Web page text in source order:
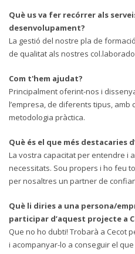
Què us va fer recórrer als
desenvolupament?
La gestió del nostre pla de
de qualitat als nostres
Com t'hem ajudat?
Principalment oferint-nos i
l’empresa, de diferents tipus,
metodologia pràctica.
Què és el que més destacaries
La vostra capacitat per entendre i
necessitats. Sou propers i ho feu
per nosaltres un partner de
Què li diries a una persona/
participar d’aquest projecte a
Que no ho dubti! Trobarà a Cecot
i acompanyar-lo a conseguir el